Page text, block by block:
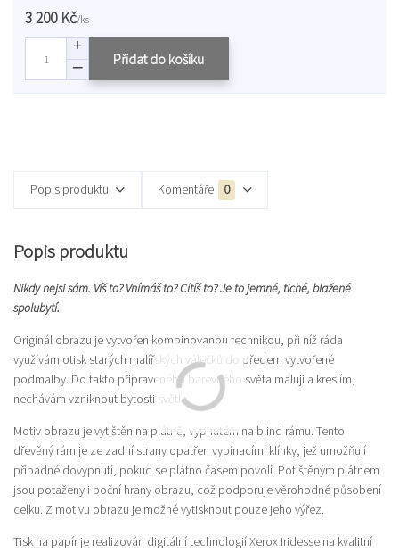
3 200 Kč/ks
Přidat do košíku
Popis produktu Komentáře 0
Popis produktu
Nikdy nejsi sám. Víš to? Vnímáš to? Cítíš to? Je to jemné, tiché, blažené
spolubytí.
Originál obrazu je vytvořen kombinovanou technikou, při níž ráda
využívám otisk starých malířských válečků do předem vytvořené
podmalby. Do takto připraveného barevného světa maluji a kreslím,
nechávám vzniknout bytosti světla.
Motiv obrazu je vytištěn na plátně, vypnutém na blind rámu. Tento
dřevěný rám je ze zadní strany opatřen vypínacími klínky, jež umožňují
případné dovypnutí, pokud se plátno časem povolí. Potištěným plátnem
jsou potaženy i boční hrany obrazu, což podporuje věrohodné působení
celku. Z motivu obrazu je možné vytisknout pouze jeho výřez.
Tisk na papír je realizován digitální technologií Xerox Iridesse na kvalitní